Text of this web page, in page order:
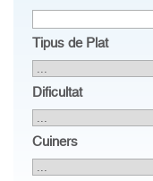
Tipus de Plat
Dificultat
Cuiners